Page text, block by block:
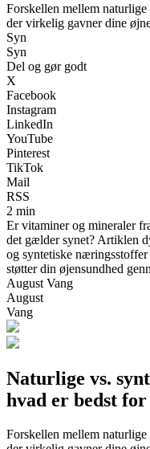
Forskellen mellem
der virkelig gavner dine
Syn
Syn
Del og gør godt
X
Facebook
Instagram
LinkedIn
YouTube
Pinterest
TikTok
Mail
RSS
2 min
Er vitaminer og mineraler
det gælder synet? Artiklen
og syntetiske
støtter din øjensundhed
August Vang
August
Vang
Naturlige vs.
hvad er bedst
Forskellen mellem